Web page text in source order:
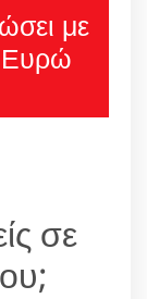
με
Ευρώ
σε